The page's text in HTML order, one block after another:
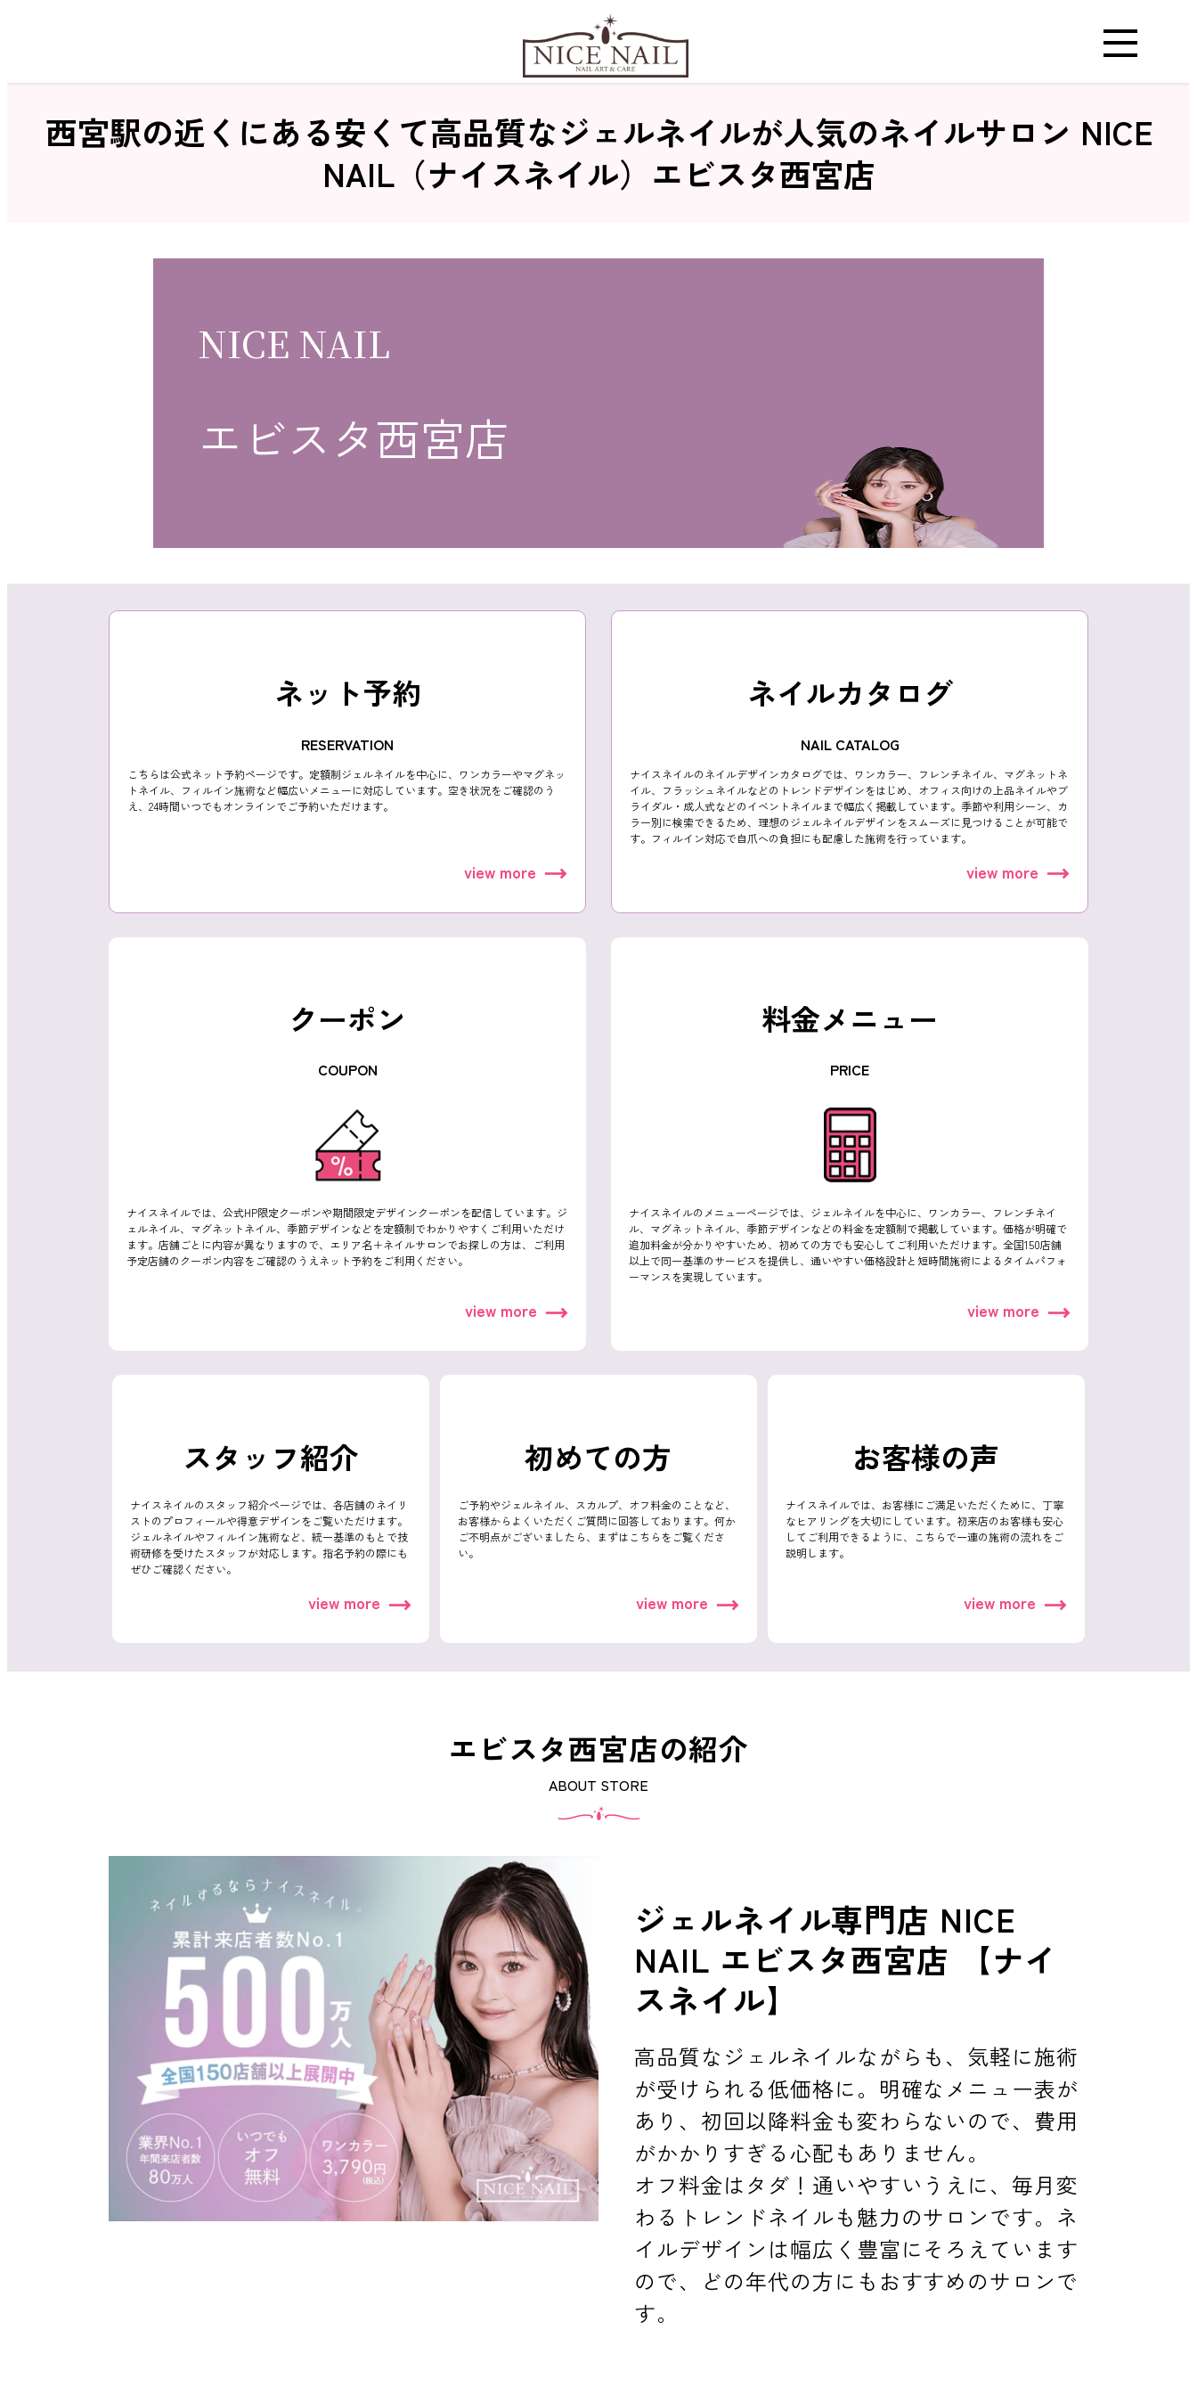
ホーム
ネイルカタログ
おすすめクーポン
料金メニュー
よくあるご質問
ご利用の流れ
取り扱いカラー
消費者志向自主宣言
新着情報
採用情報
ネイルスクール
西宮駅の近くにある安くて高品質なジェルネイルが人気のネイルサロン NICE
NAIL（ナイスネイル）エビスタ西宮店
NICE NAIL
エビスタ西宮店
ネット予約
RESERVATION
こちらは公式ネット予約ページです。定額制ジェルネイルを中心に、ワンカラーやマグネッ
トネイル、フィルイン施術など幅広いメニューに対応しています。空き状況をご確認のう
え、24時間いつでもオンラインでご予約いただけます。
view more
ネイルカタログ
NAIL CATALOG
ナイスネイルのネイルデザインカタログでは、ワンカラー、フレンチネイル、マグネットネ
イル、フラッシュネイルなどのトレンドデザインをはじめ、オフィス向けの上品ネイルやブ
ライダル・成人式などのイベントネイルまで幅広く掲載しています。季節や利用シーン、カ
ラー別に検索できるため、理想のジェルネイルデザインをスムーズに見つけることが可能で
す。フィルイン対応で自爪への負担にも配慮した施術を行っています。
view more
クーポン
COUPON
ナイスネイルでは、公式HP限定クーポンや期間限定デザインクーポンを配信しています。ジ
ェルネイル、マグネットネイル、季節デザインなどを定額制でわかりやすくご利用いただけ
ます。店舗ごとに内容が異なりますので、エリア名＋ネイルサロンでお探しの方は、ご利用
予定店舗のクーポン内容をご確認のうえネット予約をご利用ください。
view more
料金メニュー
PRICE
ナイスネイルのメニューページでは、ジェルネイルを中心に、ワンカラー、フレンチネイ
ル、マグネットネイル、季節デザインなどの料金を定額制で掲載しています。価格が明確で
追加料金が分かりやすいため、初めての方でも安心してご利用いただけます。全国150店舗
以上で同一基準のサービスを提供し、通いやすい価格設計と短時間施術によるタイムパフォ
ーマンスを実現しています。
view more
スタッフ紹介
ナイスネイルのスタッフ紹介ページでは、各店舗のネイリ
ストのプロフィールや得意デザインをご覧いただけます。
ジェルネイルやフィルイン施術など、統一基準のもとで技
術研修を受けたスタッフが対応します。指名予約の際にも
ぜひご確認ください。
view more
初めての方
ご予約やジェルネイル、スカルプ、オフ料金のことなど、
お客様からよくいただくご質問に回答しております。何か
ご不明点がございましたら、まずはこちらをご覧くださ
い。
view more
お客様の声
ナイスネイルでは、お客様にご満足いただくために、丁寧
なヒアリングを大切にしています。初来店のお客様も安心
してご利用できるように、こちらで一連の施術の流れをご
説明します。
view more
エビスタ西宮店の紹介
ABOUT STORE
ジェルネイル専門店 NICE
NAIL エビスタ西宮店 【ナイ
スネイル】
高品質なジェルネイルながらも、気軽に施術
が受けられる低価格に。明確なメニュー表が
あり、初回以降料金も変わらないので、費用
がかかりすぎる心配もありません。
オフ料金はタダ！通いやすいうえに、毎月変
わるトレンドネイルも魅力のサロンです。ネ
イルデザインは幅広く豊富にそろえています
ので、どの年代の方にもおすすめのサロンで
す。